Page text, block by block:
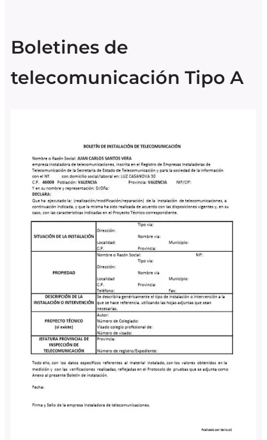
Boletines de
telecomunicación Tipo A